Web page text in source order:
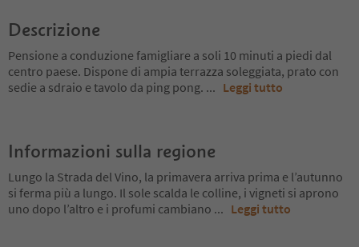
Descrizione
Pensione a conduzione famigliare a soli 10 minuti a piedi dal
centro paese. Dispone di ampia terrazza soleggiata, prato con
sedie a sdraio e tavolo da ping pong. ... Leggi tutto
Informazioni sulla regione
Lungo la Strada del Vino, la primavera arriva prima e l’autunno
si ferma più a lungo. Il sole scalda le colline, i vigneti si aprono
uno dopo l’altro e i profumi cambiano ... Leggi tutto